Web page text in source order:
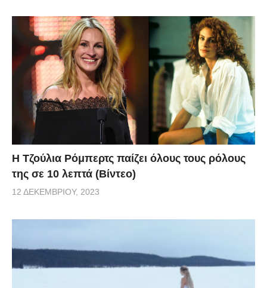
Η Τζούλια Ρόμπερτς παίζει όλους τους ρόλους
της σε 10 λεπτά (Βίντεο)
12 ΔΕΚΕΜΒΡΊΟΥ, 2023